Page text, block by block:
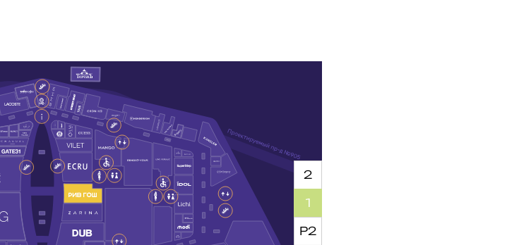
2
1
Р2